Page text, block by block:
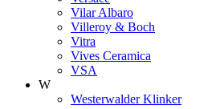
Vilar Albaro
Villeroy & Boch
Vitra
Vives Ceramica
VSA
W
Westerwalder Klinker